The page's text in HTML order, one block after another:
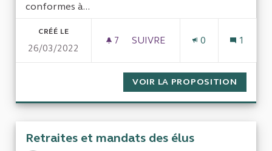
conformes à...
CRÉÉ LE
26/03/2022
7 7 ABONNÉS
SUIVRE
0 1
VOIR LA PROPOSITION
Retraites et mandats des élus